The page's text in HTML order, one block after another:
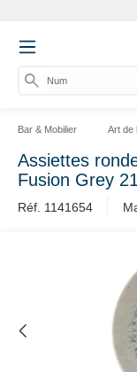
Numér
Bar & Mobilier Art de
Assiettes
Fusion Grey
Réf. 1141654